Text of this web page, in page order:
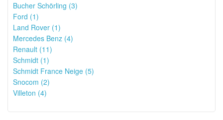
Bucher Schörling (3)
Ford (1)
Land Rover (1)
Mercedes Benz (4)
Renault (11)
Schmidt (1)
Schmidt France Neige (5)
Snocom (2)
Villeton (4)